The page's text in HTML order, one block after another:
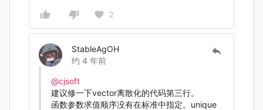
2
StableAgOH
约 4 年前
@cjsoft
建议修一下vector离散化的代码第三行。
函数参数求值顺序没有在标准中指定。unique